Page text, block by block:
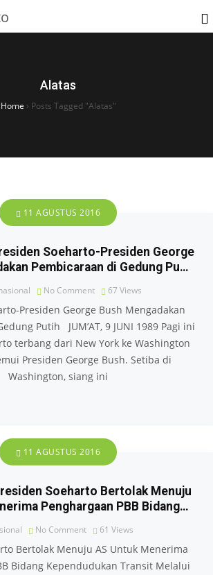
Alatas
Home › Posts Tagged "Alatas"
11 AGUSTUS 2016
Soeharto-Presiden George
Pembicaraan di Gedung Pu…
No Comment 67 Views
Presiden George Bush Mengadakan
Putih JUM’AT, 9 JUNI 1989 Pagi ini
terbang dari New York ke Washington
Presiden George Bush. Setiba di
Washington, siang ini
11 AGUSTUS 2016
Soeharto Bertolak Menuju
Penghargaan PBB Bidang…
No Comment 61 Views
Bertolak Menuju AS Untuk Menerima
Bidang Kependudukan Transit Melalui